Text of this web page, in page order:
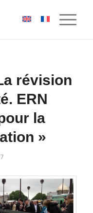
révision
ERN
la
»